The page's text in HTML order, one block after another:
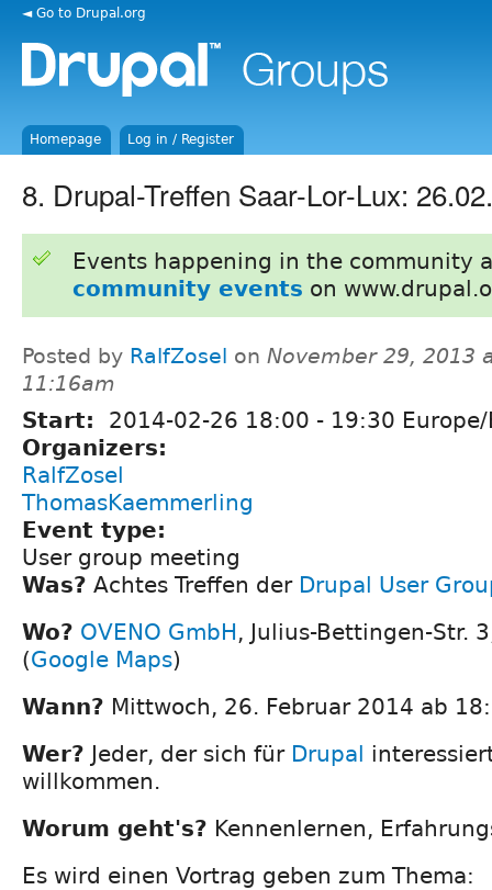
◄ Go to Drupal.org
Homepage Log in / Register
8. Drupal-Treffen Saar-Lor-Lux:
Events happening in the community
community events on
Posted by RalfZosel on November 29, 2013
11:16am
Start: 2014-02-26 18:00 - 19:30
Organizers:
RalfZosel
ThomasKaemmerling
Event type:
User group meeting
Was? Achtes Treffen der Drupal User
Wo? OVENO GmbH, Julius-Bettingen-Str.
(Google Maps)
Wann? Mittwoch, 26. Februar 2014 ab
Wer? Jeder, der sich für Drupal
willkommen.
Worum geht's? Kennenlernen,
Es wird einen Vortrag geben zum Thema: